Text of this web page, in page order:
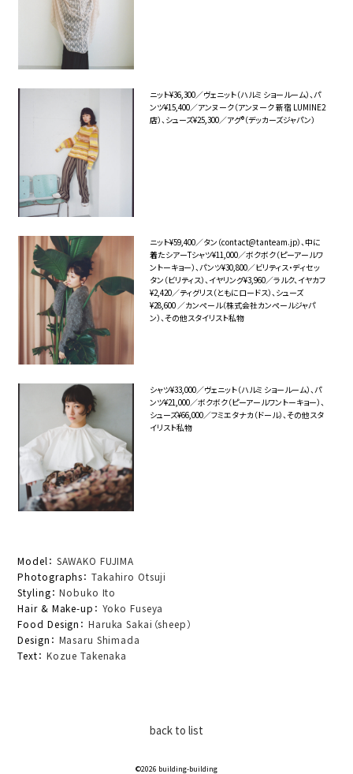
ニット¥36,300／ヴェニット（ハルミ ショールーム）、パ
ンツ¥15,400／アンヌーク（アンヌーク 新宿 LUMINE2
店）、シューズ¥25,300／アグ®︎（デッカーズジャパン）
ニット¥59,400／タン（contact@tanteam.jp）、中に
着たシアーTシャツ¥11,000／ボクボク（ピーアールワ
ントーキョー）、パンツ¥30,800／ビリティス・ディセッ
タン（ビリティス）、イヤリング¥3,960／ラルク、イヤカフ
¥2,420／ティグリス（ともにロードス）、シューズ
¥28,600 ／カンペール（株式会社カンペールジャパ
ン）、その他スタイリスト私物
シャツ¥33,000／ヴェニット（ハルミ ショールーム）、パ
ンツ¥21,000／ボクボク（ピーアールワントーキョー）、
シューズ¥66,000／フミエタナカ（ドール）、その他スタ
イリスト私物
Model： SAWAKO FUJIMA
Photographs： Takahiro Otsuji
Styling：Nobuko Ito
Hair & Make-up： Yoko Fuseya
Food Design： Haruka Sakai（sheep）
Design： Masaru Shimada
Text： Kozue Takenaka
back to list
©️2026 building-building